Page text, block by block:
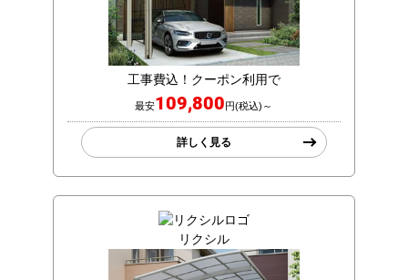
工事費込！クーポン利用で
最安109,800円(税込)～
詳しく見る
リクシル